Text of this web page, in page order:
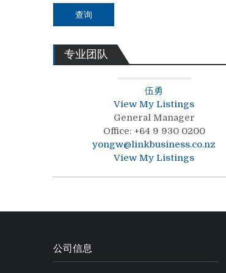
查询
专业团队
伍勇
View My Listings
General Manager
Office: +64 9 930 0200
yongw@linkbusiness.co.nz
View My Listings
公司信息